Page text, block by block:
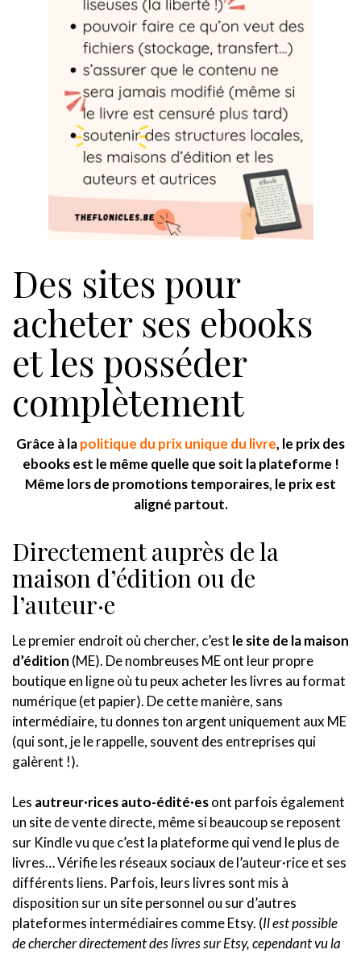
Des sites pour
acheter ses ebooks
et les posséder
complètement
Grâce à lapolitique du prix unique du livre, le prix des
ebooks est le même quelle que soit la plateforme !
Même lors de promotions temporaires, le prix est
aligné partout.
Directement auprès de la
maison d’édition ou de
l’auteur·e
Le premier endroit où chercher, c’est le site de la maison
d’édition (ME). De nombreuses ME ont leur propre
boutique en ligne où tu peux acheter les livres au format
numérique (et papier). De cette manière, sans
intermédiaire, tu donnes ton argent uniquement aux ME
(qui sont, je le rappelle, souvent des entreprises qui
galèrent !).
Les autreur·rices auto-édité·esont parfois également
un site de vente directe, même si beaucoup se reposent
sur Kindle vu que c’est la plateforme qui vend le plus de
livres… Vérifie les réseaux sociaux de l’auteur·rice et ses
différents liens. Parfois, leurs livres sont mis à
disposition sur un site personnel ou sur d’autres
plateformes intermédiaires comme Etsy. (Il est possible
de chercher directement des livres sur Etsy, cependant vu la